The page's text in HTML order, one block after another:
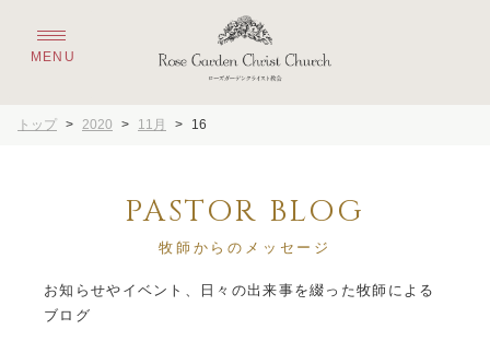
トップ > 2020 > 11月 > 16
PASTOR BLOG
牧師からのメッセージ
お知らせやイベント、日々の出来事を綴った牧師による